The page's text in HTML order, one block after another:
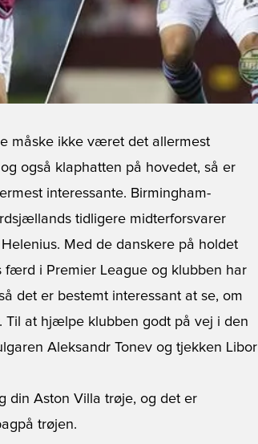
måske ikke været det allermest
også klaphatten på hovedet, så er
interessante. Birmingham-
tidligere midterforsvarer
Med de danskere på holdet
i Premier League og klubben har
det er bestemt interessant at se, om
Til at hjælpe klubben godt på vej i den
Aleksandr Tonev og tjekken Libor
din Aston Villa trøje, og det er
trøjen.